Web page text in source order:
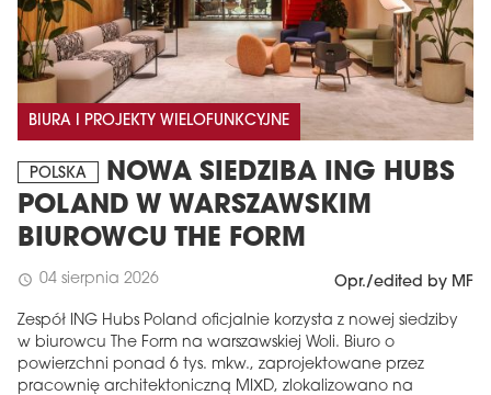
BIURA I PROJEKTY WIELOFUNKCYJNE
POLSKA
NOWA SIEDZIBA ING HUBS
POLAND W WARSZAWSKIM
BIUROWCU THE FORM
schedule 04 sierpnia 2026 Opr./edited by MF
Zespół ING Hubs Poland oficjalnie korzysta z nowej siedziby
w biurowcu The Form na warszawskiej Woli. Biuro o
powierzchni ponad 6 tys. mkw., zaprojektowane przez
pracownię architektoniczną MIXD, zlokalizowano na